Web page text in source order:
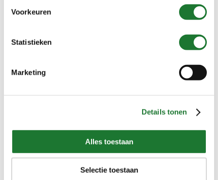
Voorkeuren
Statistieken
Marketing
Details tonen
Alles toestaan
Selectie toestaan
Type DS2720 Type MKPL
Neem gerust contact met
ons op…
Vragen over onze producten of
diensten?
Onze specialisten staan u graag te